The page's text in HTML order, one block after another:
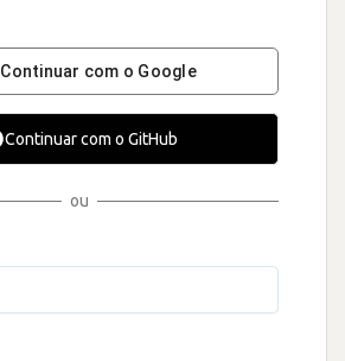
Continuar com o Google
Continuar com o GitHub
ou